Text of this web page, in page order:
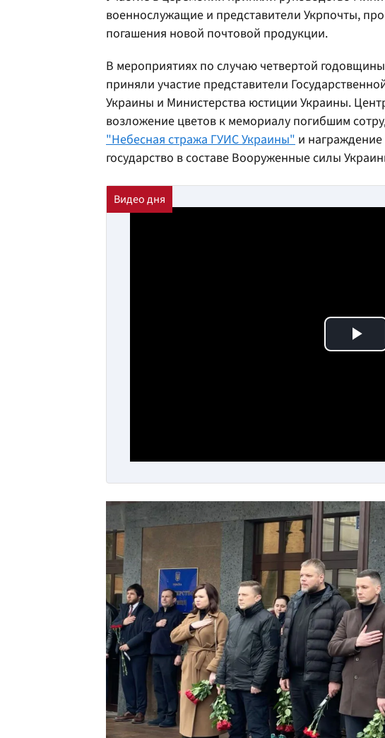
военнослужащие и представители Укрпочты,
погашения новой почтовой продукции.
В мероприятиях по случаю четвертой
приняли участие представители
Украины и Министерства юстиции Украины.
возложение цветов к мемориалу погибшим
"Небесная стража ГУИС Украины" и
государство в составе Вооруженные силы